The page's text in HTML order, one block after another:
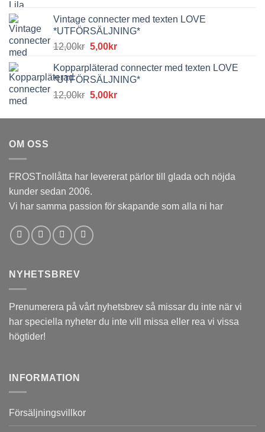
var:
8,00kr.
är:
4,00kr.
Vintage connecter med texten LOVE
*UTFÖRSÄLJNING*
12,00kr Det
priset
var:
12,00kr.
5,00krDet
priset
är:
5,00kr.
Kopparpläterad connecter med texten LOVE
*UTFÖRSÄLJNING*
12,00kr Det
priset
5,00krDet
priset
OM OSS
FROSTnollåtta har levererat pärlor till glada och nöjda
kunder sedan 2006.
Vi har samma passion för skapande som alla ni har
NYHETSBREV
Prenumerera på vårt nyhetsbrev så missar du inte när vi
har speciella nyheter du inte vill missa eller rea vi vissa
högtider!
INFORMATION
Försäljningsvillkor